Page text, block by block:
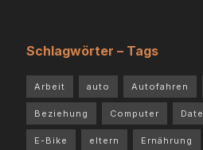
Schlagwörter – Tags
Arbeit auto Autofahren
Beziehung Computer Date
E-Bike eltern Ernährung